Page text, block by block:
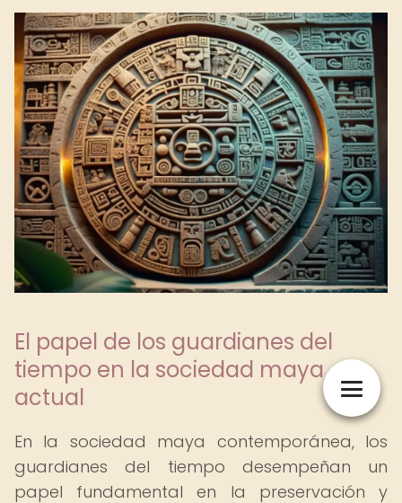
El papel de los guardianes del
tiempo en la sociedad maya
actual
En la sociedad maya contemporánea, los
guardianes del tiempo desempeñan un
papel fundamental en la preservación y